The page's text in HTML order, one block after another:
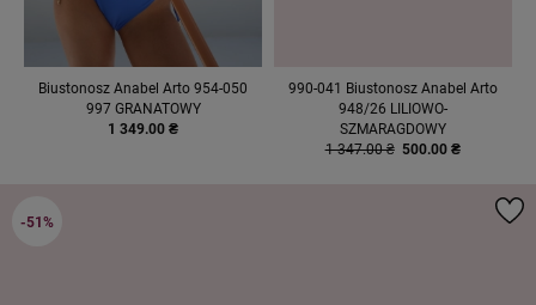
Biustonosz Anabel Arto 954-050
997 GRANATOWY
1 349.00 ₴
990-041 Biustonosz Anabel Arto
948/26 LILIOWO-
SZMARAGDOWY
1 347.00 ₴ 500.00 ₴
-51%